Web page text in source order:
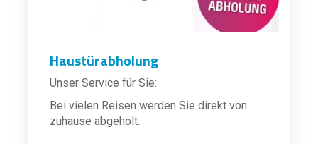
Haustürabholung
Unser Service für Sie:
Bei vielen Reisen werden Sie direkt von
zuhause abgeholt.